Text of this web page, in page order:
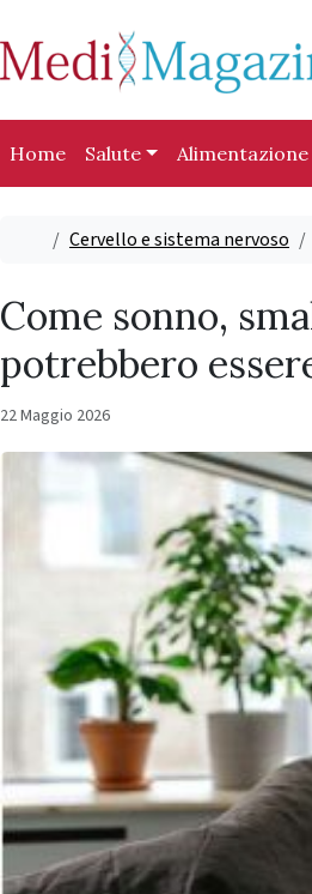
Home Salute Alimentazione
Home
Cervello e sistema nervoso
Come sonno,
potrebbero
22 Maggio 2026